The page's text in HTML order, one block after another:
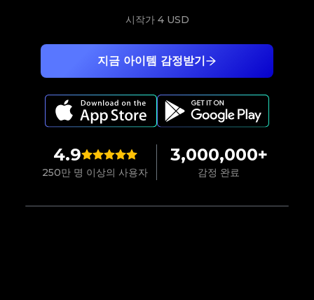
4.9
250만 명 이상의 사용자
3,000,000+
감정 완료
지금 아이템 감정받기
시작가 4 USD